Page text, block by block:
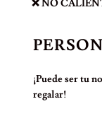
❌ NO
¡Puede ser tu
regalar!